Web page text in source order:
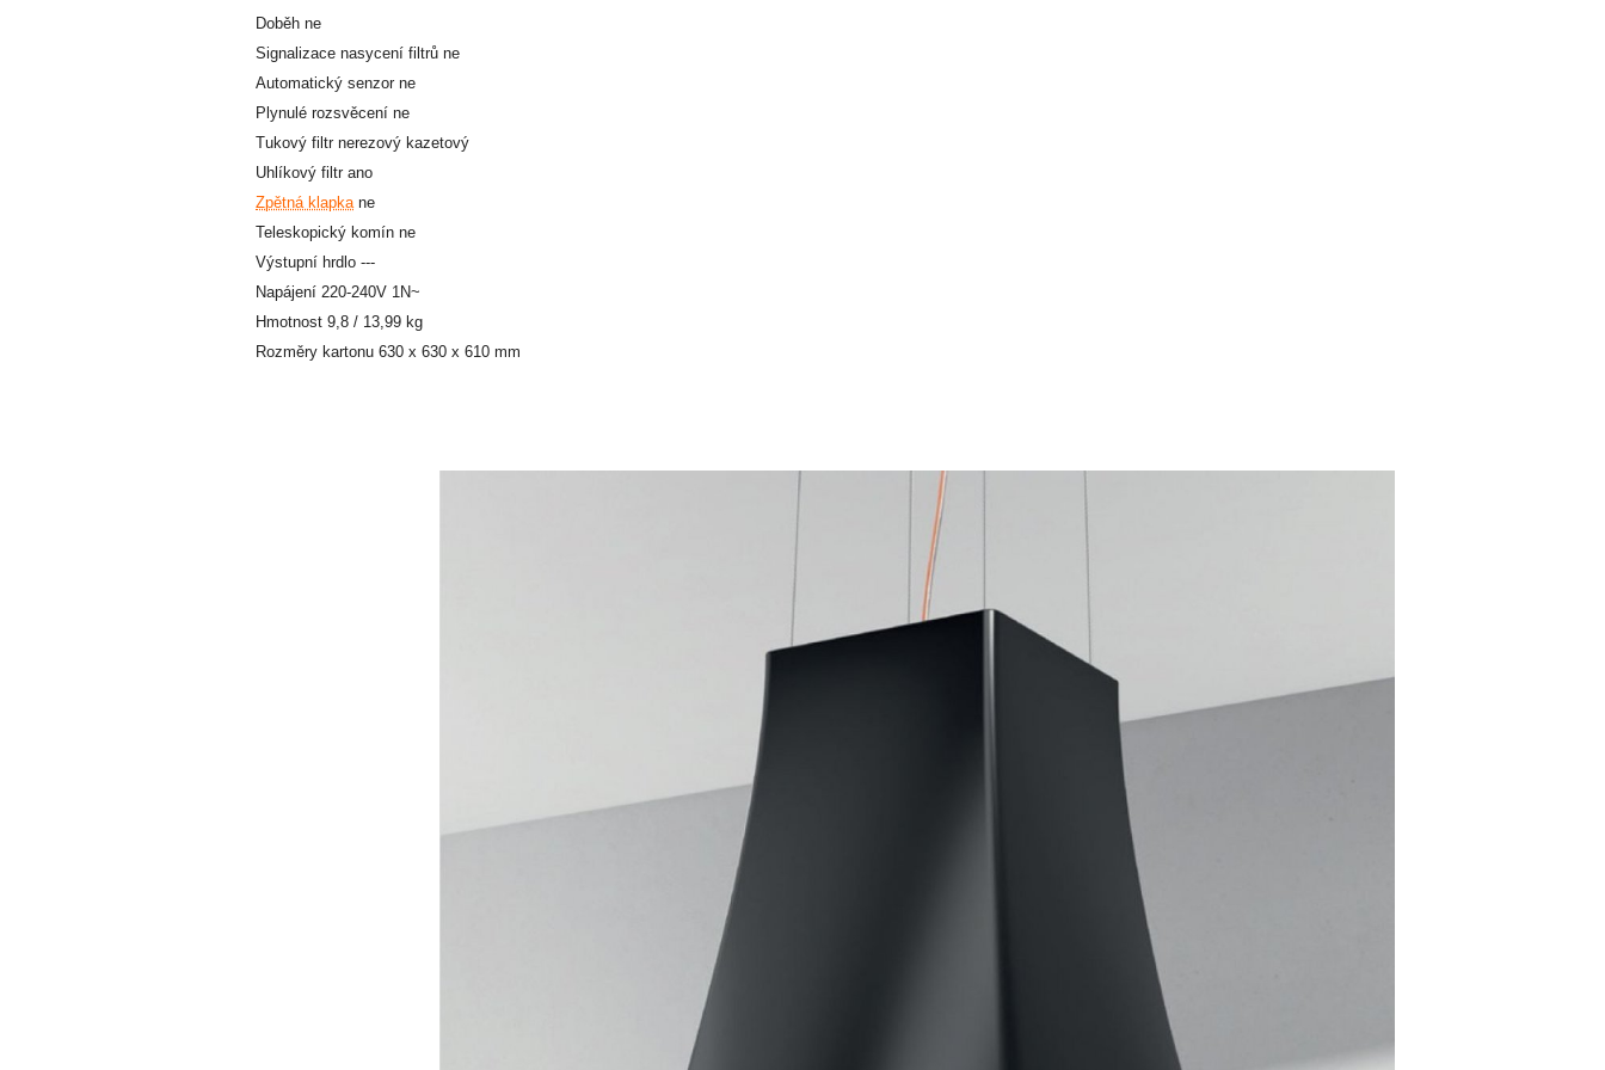
Doběh ne
Signalizace nasycení filtrů ne
Automatický senzor ne
Plynulé rozsvěcení ne
Tukový filtr nerezový kazetový
Uhlíkový filtr ano
Zpětná klapka ne
Teleskopický komín ne
Výstupní hrdlo ---
Napájení 220-240V 1N~
Hmotnost 9,8 / 13,99 kg
Rozměry kartonu 630 x 630 x 610 mm